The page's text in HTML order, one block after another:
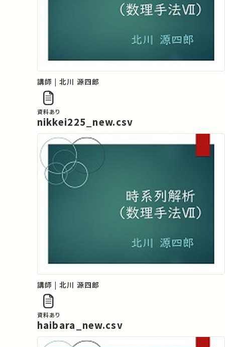
講師 | 北川 源四郎
資料あり
nikkei225_new.csv
講師 | 北川 源四郎
資料あり
haibara_new.csv